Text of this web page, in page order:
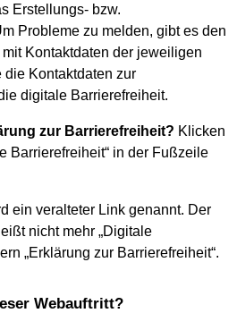
Erstellungs- bzw.
Probleme zu melden, gibt es den
Kontaktdaten der jeweiligen
Kontaktdaten zur
digitale Barrierefreiheit.
zur Barrierefreiheit? Klicken
Barrierefreiheit“ in der Fußzeile
ein veralteter Link genannt. Der
nicht mehr „Digitale
„Erklärung zur Barrierefreiheit“.
Webauftritt?